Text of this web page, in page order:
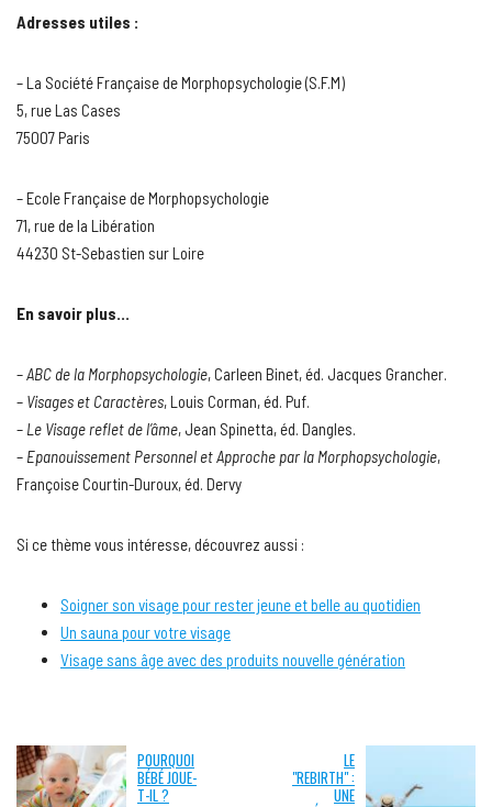
Adresses utiles :
– La Société Française de Morphopsychologie (S.F.M)
5, rue Las Cases
75007 Paris
– Ecole Française de Morphopsychologie
71, rue de la Libération
44230 St-Sebastien sur Loire
En savoir plus…
–ABC de la Morphopsychologie, Carleen Binet, éd. Jacques Grancher.
– Visages et Caractères, Louis Corman, éd. Puf.
– Le Visage reflet de l’âme, Jean Spinetta, éd. Dangles.
– Epanouissement Personnel et Approche par la Morphopsychologie,
Françoise Courtin-Duroux, éd. Dervy
Si ce thème vous intéresse, découvrez aussi :
Soigner son visage pour rester jeune et belle au quotidien
Un sauna pour votre visage
Visage sans âge avec des produits nouvelle génération
POURQUOI
BÉBÉ JOUE-
T-IL ?
LE
"REBIRTH" :
UNE